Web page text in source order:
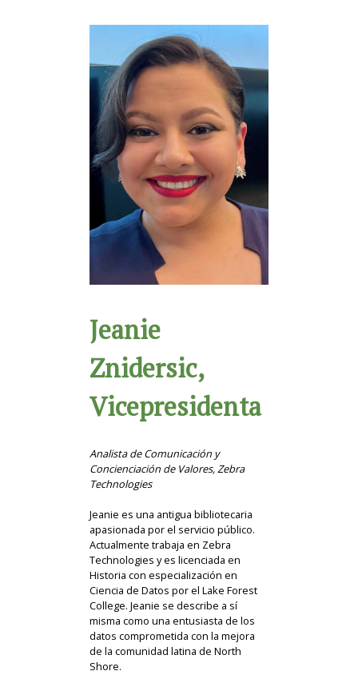
Jeanie
Znidersic,
Vicepresidenta
Analista de Comunicación y
Concienciación de Valores, Zebra
Technologies
Jeanie es una antigua bibliotecaria
apasionada por el servicio público.
Actualmente trabaja en Zebra
Technologies y es licenciada en
Historia con especialización en
Ciencia de Datos por el Lake Forest
College. Jeanie se describe a sí
misma como una entusiasta de los
datos comprometida con la mejora
de la comunidad latina de North
Shore.